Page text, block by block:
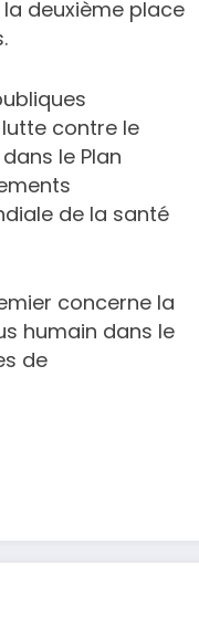
deuxième place
contre le
le Plan
de la santé
concerne la
humain dans le
de